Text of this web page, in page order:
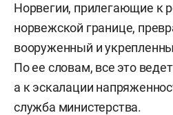
Норвегии, прилегающие к
норвежской границе,
вооруженный и
По ее словам, все это
а к эскалации
служба министерства.